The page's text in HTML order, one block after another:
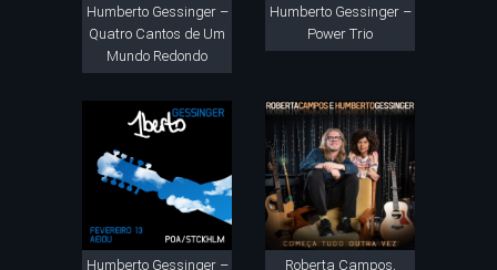
Humberto Gessinger –
Quatro Cantos de Um
Mundo Redondo
Humberto Gessinger –
Power Trio
Humberto Gessinger –
Roberta Campos,